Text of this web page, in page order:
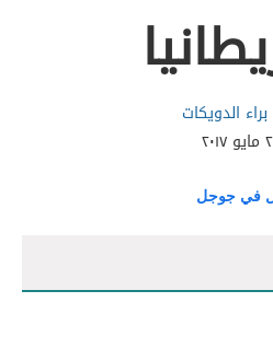
براء الدويكات
في جوجل